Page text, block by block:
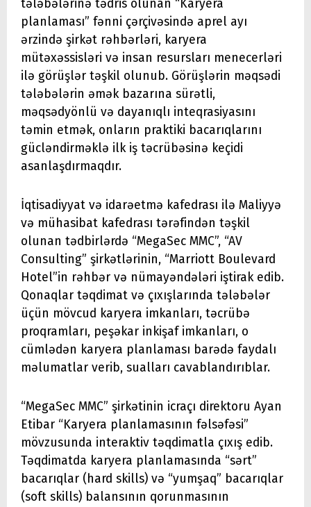
tələbələrinə tədris olunan “Karyera
planlaması” fənni çərçivəsində aprel ayı
ərzində şirkət rəhbərləri, karyera
mütəxəssisləri və insan resursları menecerləri
ilə görüşlər təşkil olunub. Görüşlərin məqsədi
tələbələrin əmək bazarına sürətli,
məqsədyönlü və dayanıqlı inteqrasiyasını
təmin etmək, onların praktiki bacarıqlarını
gücləndirməklə ilk iş təcrübəsinə keçidi
asanlaşdırmaqdır.
İqtisadiyyat və idarəetmə kafedrası ilə Maliyyə
və mühasibat kafedrası tərəfindən təşkil
olunan tədbirlərdə “MegaSec MMC”, “AV
Consulting” şirkətlərinin, “Marriott Boulevard
Hotel”in rəhbər və nümayəndələri iştirak edib.
Qonaqlar təqdimat və çıxışlarında tələbələr
üçün mövcud karyera imkanları, təcrübə
proqramları, peşəkar inkişaf imkanları, o
cümlədən karyera planlaması barədə faydalı
məlumatlar verib, sualları cavablandırıblar.
“MegaSec MMC” şirkətinin icraçı direktoru Ayan
Etibar “Karyera planlamasının fəlsəfəsi”
mövzusunda interaktiv təqdimatla çıxış edib.
Təqdimatda karyera planlamasında “sərt”
bacarıqlar (hard skills) və “yumşaq” bacarıqlar
(soft skills) balansının qorunmasının